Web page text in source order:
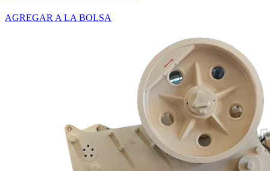
AGREGAR A LA BOLSA